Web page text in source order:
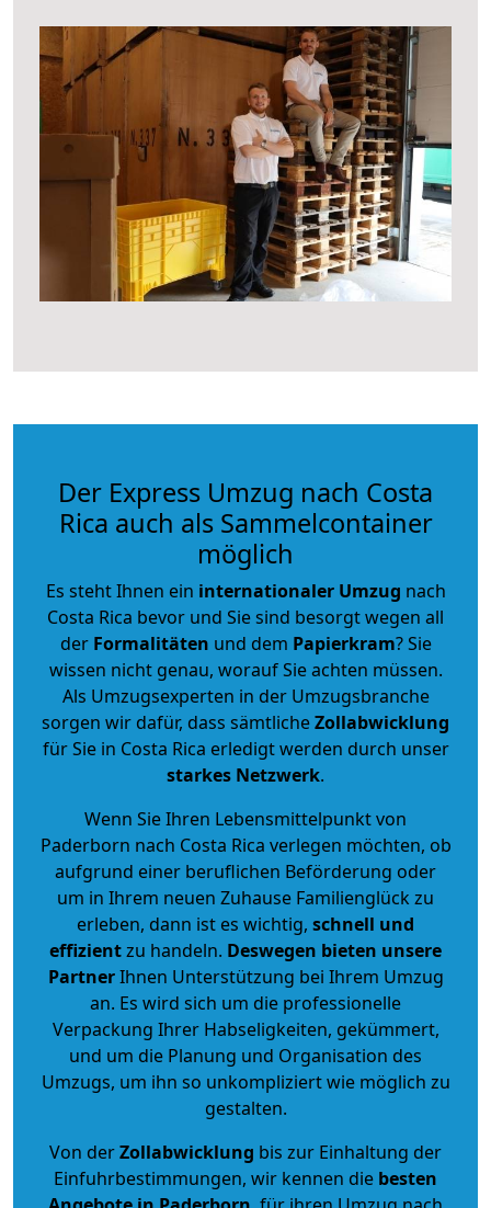
Der Express Umzug nach Costa
Rica auch als Sammelcontainer
möglich
Es steht Ihnen ein internationaler Umzug nach
Costa Rica bevor und Sie sind besorgt wegen all
der Formalitäten und dem Papierkram? Sie
wissen nicht genau, worauf Sie achten müssen.
Als Umzugsexperten in der Umzugsbranche
sorgen wir dafür, dass sämtlicheZollabwicklung
für Sie in Costa Rica erledigt werden durch unser
starkes Netzwerk.
Wenn Sie Ihren Lebensmittelpunkt von
Paderborn nach Costa Rica verlegen möchten, ob
aufgrund einer beruflichen Beförderung oder
um in Ihrem neuen Zuhause Familienglück zu
erleben, dann ist es wichtig, schnell und
effizientzu handeln. Deswegen bieten unsere
PartnerIhnen Unterstützung bei Ihrem Umzug
an. Es wird sich um die professionelle
Verpackung Ihrer Habseligkeiten, gekümmert,
und um die Planung und Organisation des
Umzugs, um ihn so unkompliziert wie möglich zu
gestalten.
Von derZollabwicklung bis zur Einhaltung der
Einfuhrbestimmungen, wir kennen die besten